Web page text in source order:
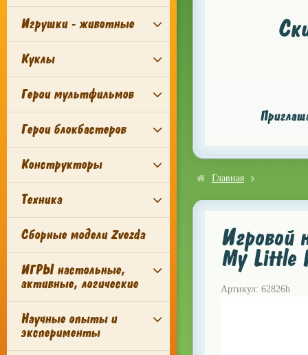
Игрушки - животные
Куклы
Герои мультфильмов
Герои блокбастеров
Конструкторы
Техника
Сборные модели Zvezda
ИГРЫ настольные,
активные, логические
Научные опыты и
эксперименты
Главная
Игровой
My Little
Артикул: 62826h